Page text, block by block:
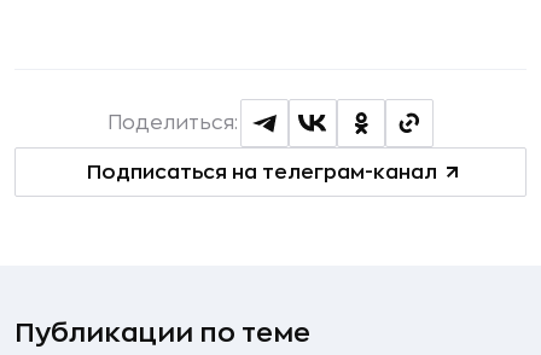
Подписаться на телеграм-канал
Поделиться:
Публикации по теме